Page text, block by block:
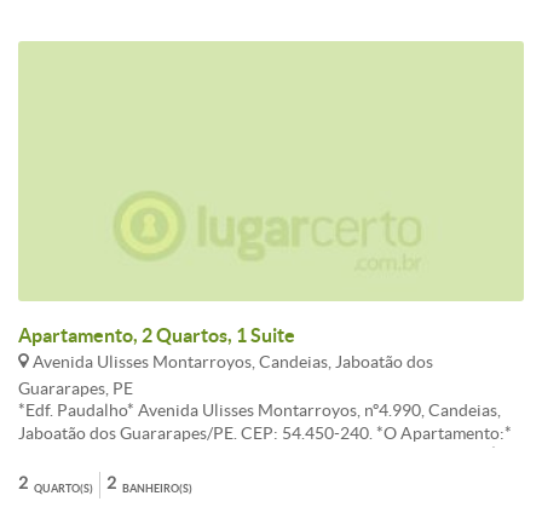
Apartamento, 2 Quartos, 1 Suite
Avenida Ulisses Montarroyos, Candeias, Jaboatão dos
Guararapes, PE
*Edf. Paudalho* Avenida Ulisses Montarroyos, nº4.990, Candeias,
Jaboatão dos Guararapes/PE. CEP: 54.450-240. *O Apartamento:*
de Serviço | Dependência de Serviço Completa | 2º Andar | Lateral
Norte. *O Empreendimento:* Ano de Construção: 1989 | 02
QUARTO(S)
2 BANHEIRO(S)
2